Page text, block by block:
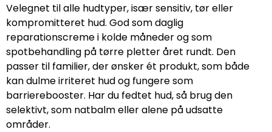
Velegnet til alle hudtyper, især sensitiv, tør eller
kompromitteret hud. God som daglig
reparationscreme i kolde måneder og som
spotbehandling på tørre pletter året rundt. Den
passer til familier, der ønsker ét produkt, som både
kan dulme irriteret hud og fungere som
barrierebooster. Har du fedtet hud, så brug den
selektivt, som natbalm eller alene på udsatte
områder.